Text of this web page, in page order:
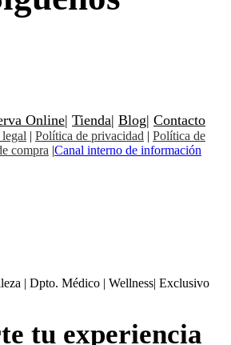
Online| Tienda| Blog| Contacto
| Política de privacidad | Política de
compra |Canal interno de información
| Dpto. Médico | Wellness| Exclusivo
tu experiencia